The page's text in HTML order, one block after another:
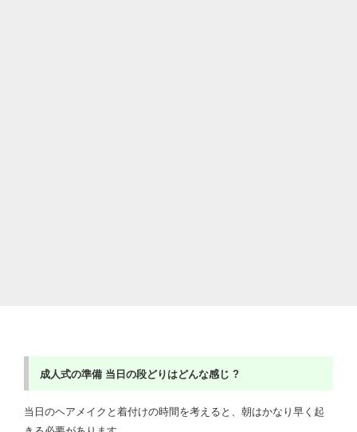
成人式の準備 当日の段どり はどんな感じ ?
当日のヘアメイクと着付けの時間を考えると、朝はかなり早く起